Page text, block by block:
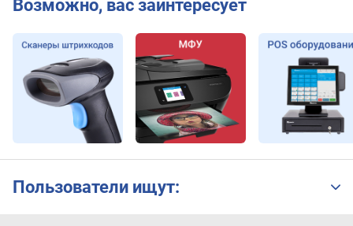
Возможно, вас заинтересует
Пользователи ищут: